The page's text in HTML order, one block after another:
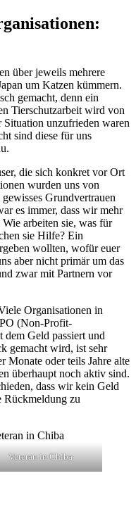
über jeweils mehrere
um Katzen kümmern.
gemacht, denn ein
Tierschutzarbeit wird von
unzufrieden waren
sind diese für uns
die sich konkret vor Ort
wurden uns von
Grundvertrauen
es immer, dass wir mehr
arbeiten sie, was für
sie Hilfe? Ein
wollten, wofür euer
aber nicht primär um das
zwar mit Partnern vor
Organisationen in
(Non-Profit-
dem Geld passiert und
gemacht wird, ist sehr
Monate oder teils Jahre alte
überhaupt noch aktiv sind.
dass wir kein Geld
Rückmeldung zu
Veteran in Chiba